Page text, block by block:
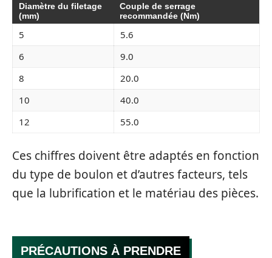
Diamètre du filetage
(mm)
Couple de serrage
recommandée (Nm)
5
5.6
6
9.0
8
20.0
10
40.0
12
55.0
Ces chiffres doivent être adaptés en fonction
du type de boulon et d’autres facteurs, tels
que la lubrification et le matériau des pièces.
PRÉCAUTIONS À PRENDRE